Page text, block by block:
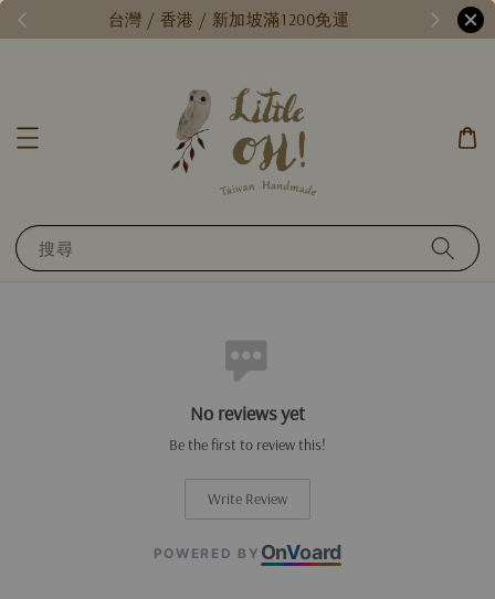
台灣 / 香港 / 新加坡滿1200免運
搜尋
No reviews yet
Be the first to review this!
Write Review
POWERED BY OnVoard